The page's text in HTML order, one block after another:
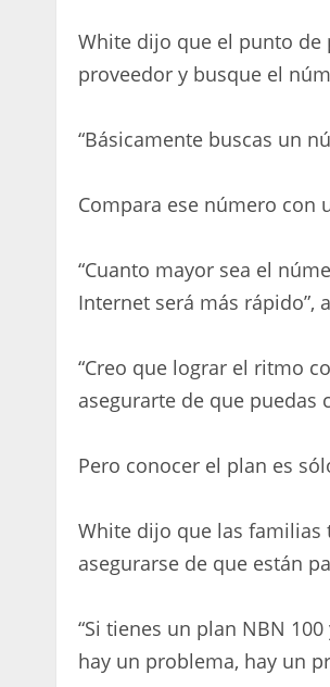
White dijo que el punto de
proveedor y busque el
“Básicamente buscas un
Compara ese número con
“Cuanto mayor sea el
Internet será más rápido”,
“Creo que lograr el ritmo
asegurarte de que puedas
Pero conocer el plan es
White dijo que las familias
asegurarse de que están
“Si tienes un plan NBN
hay un problema, hay un